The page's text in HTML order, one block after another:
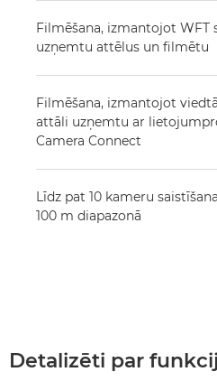
Filmēšana, izmantojot WFT
uzņemtu attēlus un filmētu
Filmēšana, izmantojot
attāli uzņemtu ar
Camera Connect
Līdz pat 10 kameru
100 m diapazonā
Detalizēti par